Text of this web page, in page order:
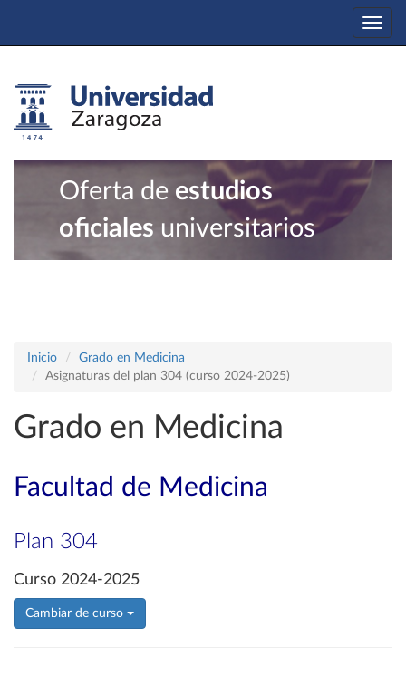
Oferta de estudios
oficiales universitarios
Inicio
Grado en Medicina
Asignaturas del plan 304 (curso 2024-2025)
Grado en Medicina
Facultad de Medicina
Plan 304
Curso 2024-2025
Cambiar de curso